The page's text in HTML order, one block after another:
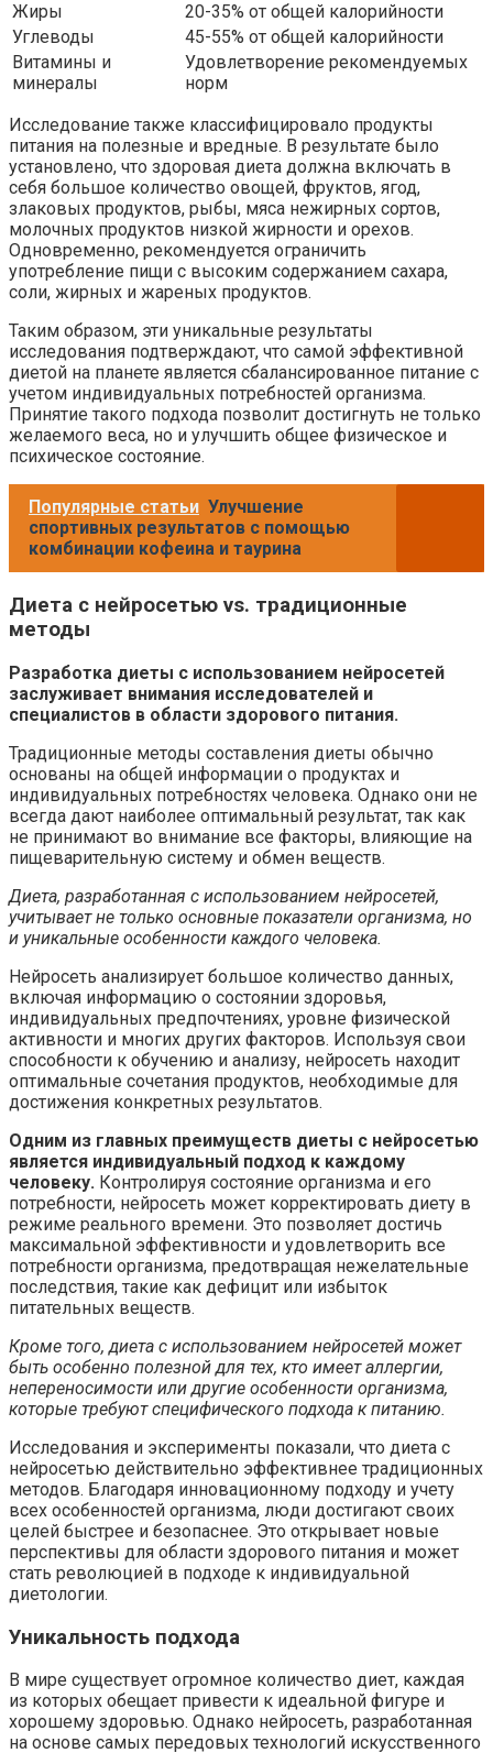
Жиры
20-35% от общей калорийности
Углеводы
45-55% от общей калорийности
Витамины и
минералы
Удовлетворение рекомендуемых
норм
Исследование также классифицировало продукты
питания на полезные и вредные. В результате было
установлено, что здоровая диета должна включать в
себя большое количество овощей, фруктов, ягод,
злаковых продуктов, рыбы, мяса нежирных сортов,
молочных продуктов низкой жирности и орехов.
Одновременно, рекомендуется ограничить
употребление пищи с высоким содержанием сахара,
соли, жирных и жареных продуктов.
Таким образом, эти уникальные результаты
исследования подтверждают, что самой эффективной
диетой на планете является сбалансированное питание с
учетом индивидуальных потребностей организма.
Принятие такого подхода позволит достигнуть не только
желаемого веса, но и улучшить общее физическое и
психическое состояние.
Популярные статьи Улучшение
спортивных результатов с помощью
комбинации кофеина и таурина
Диета с нейросетью vs. традиционные
методы
Разработка диеты с использованием нейросетей
заслуживает внимания исследователей и
специалистов в области здорового питания.
Традиционные методы составления диеты обычно
основаны на общей информации о продуктах и
индивидуальных потребностях человека. Однако они не
всегда дают наиболее оптимальный результат, так как
не принимают во внимание все факторы, влияющие на
пищеварительную систему и обмен веществ.
Диета, разработанная с использованием нейросетей,
учитывает не только основные показатели организма, но
и уникальные особенности каждого человека.
Нейросеть анализирует большое количество данных,
включая информацию о состоянии здоровья,
индивидуальных предпочтениях, уровне физической
активности и многих других факторов. Используя свои
способности к обучению и анализу, нейросеть находит
оптимальные сочетания продуктов, необходимые для
достижения конкретных результатов.
Одним из главных преимуществ диеты с нейросетью
является индивидуальный подход к каждому
человеку. Контролируя состояние организма и его
потребности, нейросеть может корректировать диету в
режиме реального времени. Это позволяет достичь
максимальной эффективности и удовлетворить все
потребности организма, предотвращая нежелательные
последствия, такие как дефицит или избыток
питательных веществ.
Кроме того, диета с использованием нейросетей может
быть особенно полезной для тех, кто имеет аллергии,
непереносимости или другие особенности организма,
которые требуют специфического подхода к питанию.
Исследования и эксперименты показали, что диета с
нейросетью действительно эффективнее традиционных
методов. Благодаря инновационному подходу и учету
всех особенностей организма, люди достигают своих
целей быстрее и безопаснее. Это открывает новые
перспективы для области здорового питания и может
стать революцией в подходе к индивидуальной
диетологии.
Уникальность подхода
В мире существует огромное количество диет, каждая
из которых обещает привести к идеальной фигуре и
хорошему здоровью. Однако нейросеть, разработанная
на основе самых передовых технологий искусственного